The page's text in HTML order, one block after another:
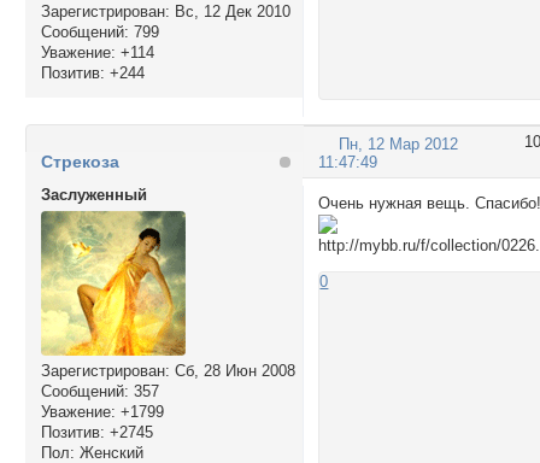
Зарегистрирован: Вс, 12 Дек 2010
Сообщений: 799
Уважение: +114
Позитив: +244
10
Пн, 12 Мар 2012
11:47:49
Стрекоза
Заслуженный
Зарегистрирован: Сб, 28 Июн 2008
Сообщений: 357
Уважение: +1799
Позитив: +2745
Пол: Женский
Очень нужная вещь.
0